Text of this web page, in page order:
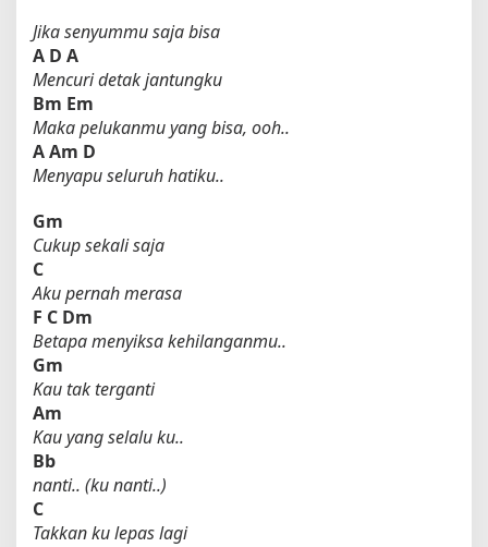
Jika senyummu saja bisa
A D A
Mencuri detak jantungku
Bm Em
Maka pelukanmu yang bisa, ooh..
AAm D
Menyapu seluruh hatiku..
Gm
Cukup sekali saja
C
Aku pernah merasa
F C Dm
Betapa menyiksa kehilanganmu..
Gm
Kau tak terganti
Am
Kau yang selalu ku..
Bb
nanti.. (ku nanti..)
C
Takkan ku lepas lagi